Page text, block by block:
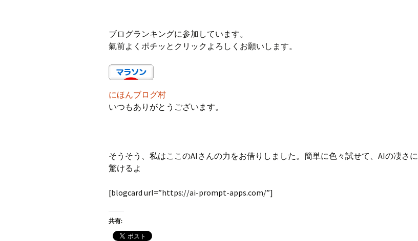
ブログランキングに参加しています。
氣前よくポチッとクリックよろしくお願いします。
にほんブログ村
いつもありがとうございます。
そうそう、私はここのAIさんの力をお借りしました。簡単に色々試せて、AIの凄さに
驚けるよ
[blogcard url=”https://ai-prompt-apps.com/”]
共有: